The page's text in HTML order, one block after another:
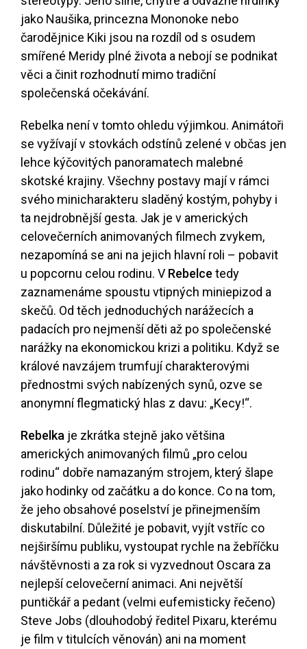
jako Naušika, princezna Mononoke nebo
čarodějnice Kiki jsou na rozdíl od s osudem
smířené Meridy plné života a nebojí se podnikat
věci a činit rozhodnutí mimo tradiční
společenská očekávání.
Rebelka není v tomto ohledu výjimkou. Animátoři
se vyžívají v stovkách odstínů zelené v občas jen
lehce kýčovitých panoramatech malebné
skotské krajiny. Všechny postavy mají v rámci
svého minicharakteru sladěný kostým, pohyby i
ta nejdrobnější gesta. Jak je v amerických
celovečerních animovaných filmech zvykem,
nezapomíná se ani na jejich hlavní roli – pobavit
u popcornu celou rodinu. V Rebelce tedy
zaznamenáme spoustu vtipných miniepizod a
skečů. Od těch jednoduchých narážecích a
padacích pro nejmenší děti až po společenské
narážky na ekonomickou krizi a politiku. Když se
králové navzájem trumfují charakterovými
přednostmi svých nabízených synů, ozve se
anonymní flegmatický hlas z davu: „Kecy!“.
Rebelka je zkrátka stejně jako většina
amerických animovaných filmů „pro celou
rodinu“ dobře namazaným strojem, který šlape
jako hodinky od začátku a do konce. Co na tom,
že jeho obsahové poselství je přinejmenším
diskutabilní. Důležité je pobavit, vyjít vstříc co
nejširšímu publiku, vystoupat rychle na žebříčku
návštěvnosti a za rok si vyzvednout Oscara za
nejlepší celovečerní animaci. Ani největší
puntičkář a pedant (velmi eufemisticky řečeno)
Steve Jobs (dlouhodobý ředitel Pixaru, kterému
je film v titulcích věnován) ani na moment